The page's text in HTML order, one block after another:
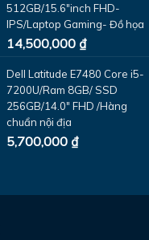
512GB/15.6"inch FHD-
IPS/Laptop Gaming- Đồ họa
14,500,000 ₫
Dell Latitude E7480 Core i5-
7200U/Ram 8GB/ SSD
256GB/14.0" FHD /Hàng
chuẩn nội địa
5,700,000 ₫